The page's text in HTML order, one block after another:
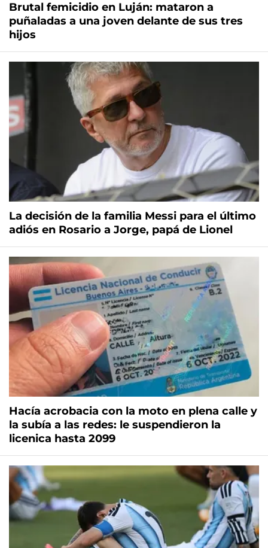
Brutal femicidio en Luján: mataron a
puñaladas a una joven delante de sus tres
hijos
La decisión de la familia Messi para el último
adiós en Rosario a Jorge, papá de Lionel
Hacía acrobacia con la moto en plena calle y
la subía a las redes: le suspendieron la
licenica hasta 2099